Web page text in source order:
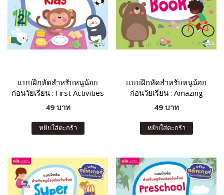
แบบฝึกหัดสำหรับหนูน้อย
ก่อนวัยเรียน : First Activities
For Preschool Kids
49 บาท
หยิบใส่ตะกร้า
แบบฝึกหัดสำหรับหนูน้อย
ก่อนวัยเรียน : Amazing
Preschool Activity Book
49 บาท
หยิบใส่ตะกร้า